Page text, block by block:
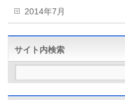
2014年7月
サイト内検索